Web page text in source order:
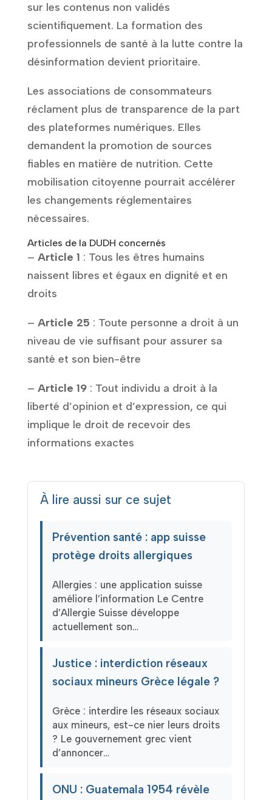
sur les contenus non validés
scientifiquement. La formation des
professionnels de santé à la lutte contre la
désinformation devient prioritaire.
Les associations de consommateurs
réclament plus de transparence de la part
des plateformes numériques. Elles
demandent la promotion de sources
fiables en matière de nutrition. Cette
mobilisation citoyenne pourrait accélérer
les changements réglementaires
nécessaires.
Articles de la DUDH concernés
– Article 1 : Tous les êtres humains
naissent libres et égaux en dignité et en
droits
– Article 25 : Toute personne a droit à un
niveau de vie suffisant pour assurer sa
santé et son bien-être
– Article 19: Tout individu a droit à la
liberté d’opinion et d’expression, ce qui
implique le droit de recevoir des
informations exactes
À lire aussi sur ce sujet
Prévention santé : app suisse
protège droits allergiques
Allergies : une application suisse
améliore l’information Le Centre
d’Allergie Suisse développe
actuellement son…
Justice : interdiction réseaux
sociaux mineurs Grèce légale ?
Grèce : interdire les réseaux sociaux
aux mineurs, est-ce nier leurs droits
? Le gouvernement grec vient
d’annoncer…
ONU : Guatemala 1954 révèle